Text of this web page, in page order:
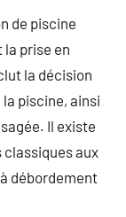
de piscine
prise en
la décision
piscine, ainsi
Il existe
aux
débordement